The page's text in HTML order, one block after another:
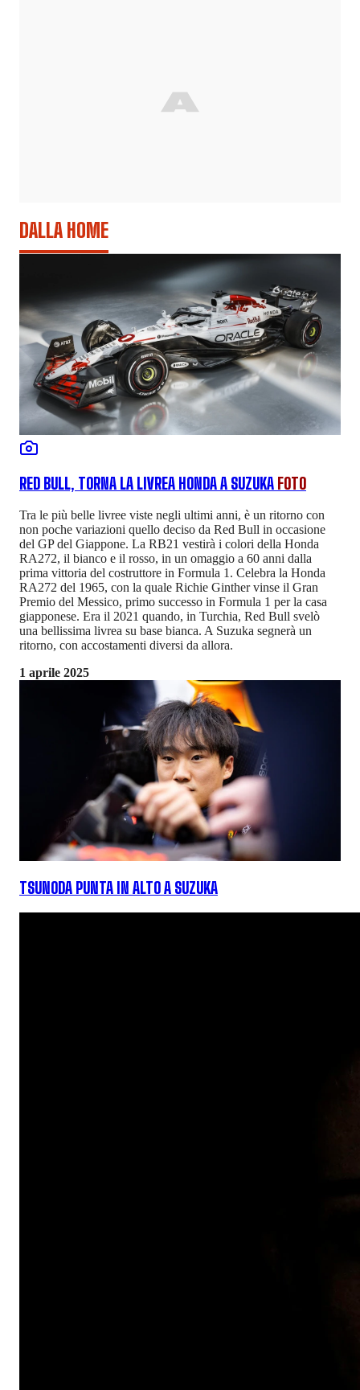
DALLA HOME
RED BULL, TORNA LA LIVREA HONDA A SUZUKA FOTO
Tra le più belle livree viste negli ultimi anni, è un ritorno con
non poche variazioni quello deciso da Red Bull in occasione
del GP del Giappone. La RB21 vestirà i colori della Honda
RA272, il bianco e il rosso, in un omaggio a 60 anni dalla
prima vittoria del costruttore in Formula 1. Celebra la Honda
RA272 del 1965, con la quale Richie Ginther vinse il Gran
Premio del Messico, primo successo in Formula 1 per la casa
giapponese. Era il 2021 quando, in Turchia, Red Bull svelò
una bellissima livrea su base bianca. A Suzuka segnerà un
ritorno, con accostamenti diversi da allora.
1 aprile 2025
TSUNODA PUNTA IN ALTO A SUZUKA